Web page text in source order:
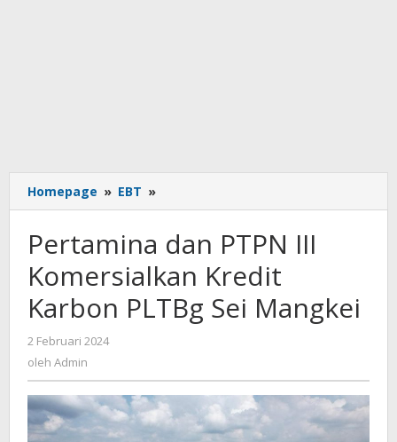
Homepage » EBT »
dan
III
Komersialkan
Kredit
Karbon
PLTBg
Pertamina dan PTPN III
Komersialkan Kredit
Karbon PLTBg Sei Mangkei
2 Februari 2024
oleh Admin